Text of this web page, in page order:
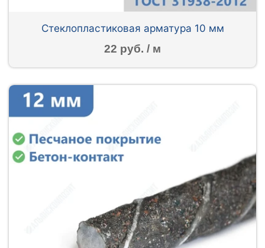
Стеклопластиковая арматура 10 мм
22 руб. / м